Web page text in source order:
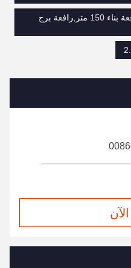
رافعة برجية بمطرقة 60 متر,رافعة بناء 150 متر,رافعة برج